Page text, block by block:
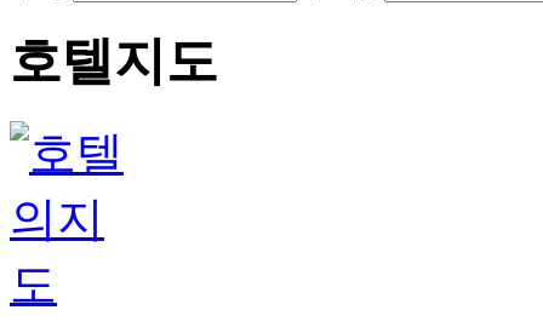
호텔지도